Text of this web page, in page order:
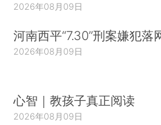
2026年08月09日
河南西平“7.30”刑案嫌犯落
2026年08月09日
心智｜教孩子真正阅读
2026年08月09日